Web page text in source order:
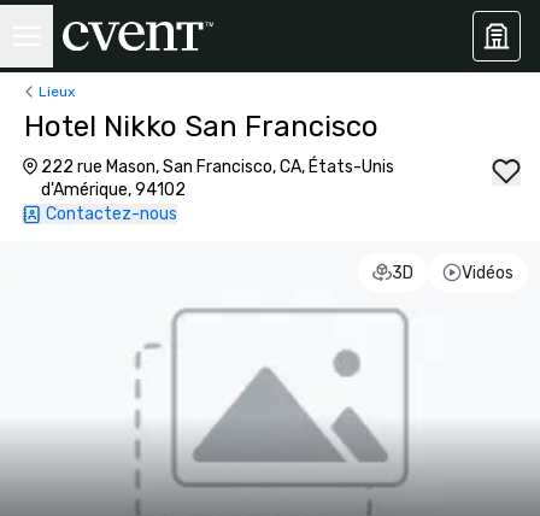
Lieux
Hotel Nikko San Francisco
222 rue Mason, San Francisco, CA, États-Unis
d'Amérique, 94102
Contactez-nous
3D Vidéos